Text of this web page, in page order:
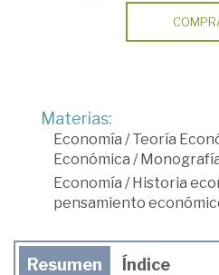
Materias:
Economía /Teoría
Económica /
Economía /Historia
pensamiento
Resumen Índice